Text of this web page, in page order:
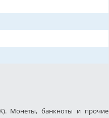
Монеты, банкноты и прочие